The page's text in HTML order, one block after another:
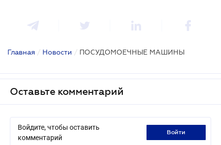
Главная / Новости / ПОСУДОМОЕЧНЫЕ МАШИНЫ
Оставьте комментарий
Войдите, чтобы оставить
комментарий
войти